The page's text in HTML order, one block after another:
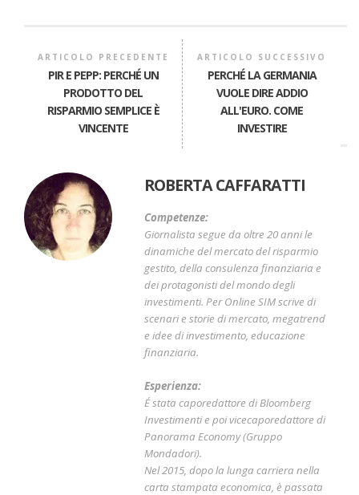
ARTICOLO PRECEDENTE
PIR E PEPP: PERCHÉ UN
PRODOTTO DEL
RISPARMIO SEMPLICE È
VINCENTE
ARTICOLO SUCCESSIVO
PERCHÉ LA GERMANIA
VUOLE DIRE ADDIO
ALL'EURO. COME
INVESTIRE
ROBERTA CAFFARATTI
Competenze:
Giornalista segue da oltre 20 anni le
dinamiche del mercato del risparmio
gestito, della consulenza finanziaria e
dei protagonisti del mondo degli
investimenti. Per Online SIM scrive di
scenari e storie di mercato, megatrend
e idee di investimento, educazione
finanziaria.
Esperienza:
É stata caporedattore di Bloomberg
Investimenti e poi vicecaporedattore di
Panorama Economy (Gruppo
Mondadori).
Nel 2015, dopo la lunga carriera nella
carta stampata economica, è passata